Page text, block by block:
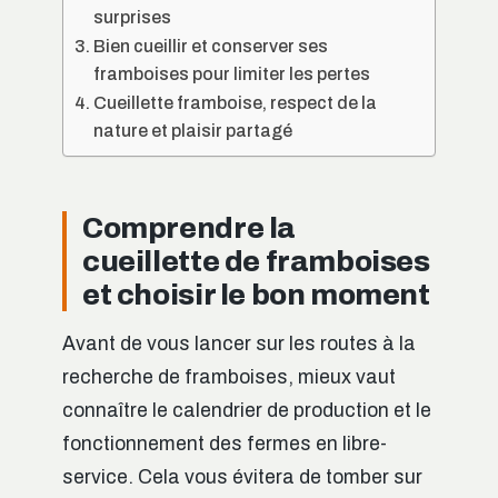
surprises
Bien cueillir et conserver ses
framboises pour limiter les pertes
Cueillette framboise, respect de la
nature et plaisir partagé
Comprendre la
cueillette de framboises
et choisir le bon moment
Avant de vous lancer sur les routes à la
recherche de framboises, mieux vaut
connaître le calendrier de production et le
fonctionnement des fermes en libre-
service. Cela vous évitera de tomber sur